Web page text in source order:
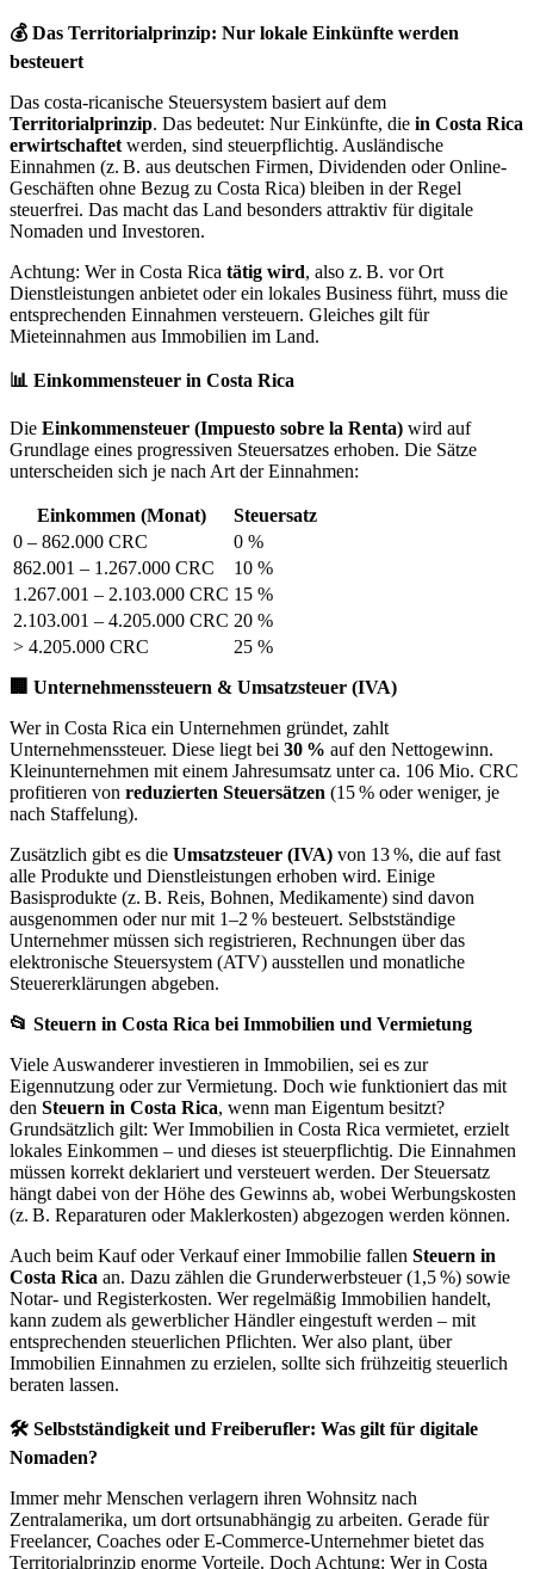
💰 Das Territorialprinzip: Nur lokale Einkünfte werden
besteuert
Das costa-ricanische Steuersystem basiert auf dem
Territorialprinzip. Das bedeutet: Nur Einkünfte, die in Costa Rica
erwirtschaftet werden, sind steuerpflichtig. Ausländische
Einnahmen (z. B. aus deutschen Firmen, Dividenden oder Online-
Geschäften ohne Bezug zu Costa Rica) bleiben in der Regel
steuerfrei. Das macht das Land besonders attraktiv für digitale
Nomaden und Investoren.
Achtung: Wer in Costa Rica tätig wird, also z. B. vor Ort
Dienstleistungen anbietet oder ein lokales Business führt, muss die
entsprechenden Einnahmen versteuern. Gleiches gilt für
Mieteinnahmen aus Immobilien im Land.
📊 Einkommensteuer in Costa Rica
Die Einkommensteuer (Impuesto sobre la Renta) wird auf
Grundlage eines progressiven Steuersatzes erhoben. Die Sätze
unterscheiden sich je nach Art der Einnahmen:
Einkommen (Monat)
Steuersatz
0 – 862.000 CRC
0 %
862.001 – 1.267.000 CRC
10 %
1.267.001 – 2.103.000 CRC 15 %
2.103.001 – 4.205.000 CRC 20 %
> 4.205.000 CRC
25 %
🏢 Unternehmenssteuern & Umsatzsteuer (IVA)
Wer in Costa Rica ein Unternehmen gründet, zahlt
Unternehmenssteuer. Diese liegt bei 30 % auf den Nettogewinn.
Kleinunternehmen mit einem Jahresumsatz unter ca. 106 Mio. CRC
profitieren von reduzierten Steuersätzen (15 % oder weniger, je
nach Staffelung).
Zusätzlich gibt es die Umsatzsteuer (IVA) von 13 %, die auf fast
alle Produkte und Dienstleistungen erhoben wird. Einige
Basisprodukte (z. B. Reis, Bohnen, Medikamente) sind davon
ausgenommen oder nur mit 1–2 % besteuert. Selbstständige
Unternehmer müssen sich registrieren, Rechnungen über das
elektronische Steuersystem (ATV) ausstellen und monatliche
Steuererklärungen abgeben.
📂 Steuern in Costa Rica bei Immobilien und Vermietung
Viele Auswanderer investieren in Immobilien, sei es zur
Eigennutzung oder zur Vermietung. Doch wie funktioniert das mit
den Steuern in Costa Rica, wenn man Eigentum besitzt?
Grundsätzlich gilt: Wer Immobilien in Costa Rica vermietet, erzielt
lokales Einkommen – und dieses ist steuerpflichtig. Die Einnahmen
müssen korrekt deklariert und versteuert werden. Der Steuersatz
hängt dabei von der Höhe des Gewinns ab, wobei Werbungskosten
(z. B. Reparaturen oder Maklerkosten) abgezogen werden können.
Auch beim Kauf oder Verkauf einer Immobilie fallen Steuern in
Costa Rica an. Dazu zählen die Grunderwerbsteuer (1,5 %) sowie
Notar- und Registerkosten. Wer regelmäßig Immobilien handelt,
kann zudem als gewerblicher Händler eingestuft werden – mit
entsprechenden steuerlichen Pflichten. Wer also plant, über
Immobilien Einnahmen zu erzielen, sollte sich frühzeitig steuerlich
beraten lassen.
🛠 Selbstständigkeit und Freiberufler: Was gilt für digitale
Nomaden?
Immer mehr Menschen verlagern ihren Wohnsitz nach
Zentralamerika, um dort ortsunabhängig zu arbeiten. Gerade für
Freelancer, Coaches oder E-Commerce-Unternehmer bietet das
Territorialprinzip enorme Vorteile. Doch Achtung: Wer in Costa